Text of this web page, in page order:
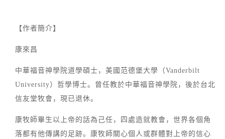
【作者簡介】
康來昌
中華福音神學院道學碩士，美國范德堡大學（Vanderbilt
University）哲學博士。曾任教於中華福音神學院，後於台北
信友堂牧會，現已退休。
康牧師畢生以上帝的話為己任，四處造就教會，世界各個角
落都有他傳講的足跡。康牧師關心個人或群體對上帝的信心